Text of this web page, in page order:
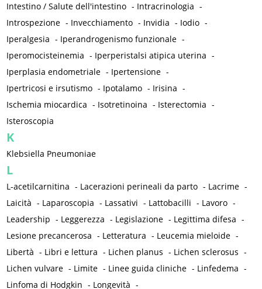
Intestino / Salute dell'intestino - Intracrinologia -
Introspezione - Invecchiamento - Invidia - Iodio -
Iperalgesia - Iperandrogenismo funzionale -
Iperomocisteinemia - Iperperistalsi atipica uterina -
Iperplasia endometriale - Ipertensione -
Ipertricosi e irsutismo - Ipotalamo - Irisina -
Ischemia miocardica - Isotretinoina - Isterectomia -
Isteroscopia
K
Klebsiella Pneumoniae
L
L-acetilcarnitina - Lacerazioni perineali da parto - Lacrime -
Laicità - Laparoscopia - Lassativi - Lattobacilli - Lavoro -
Leadership - Leggerezza - Legislazione - Legittima difesa -
Lesione precancerosa - Letteratura - Leucemia mieloide -
Libertà - Libri e lettura - Lichen planus - Lichen sclerosus -
Lichen vulvare - Limite - Linee guida cliniche - Linfedema -
Linfoma di Hodgkin - Longevità -